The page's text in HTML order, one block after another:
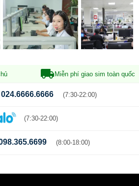
Miễn phí giao sim toàn quốc
024.6666.6666 (7:30-22:00)
(7:30-22:00)
(8:00-18:00)